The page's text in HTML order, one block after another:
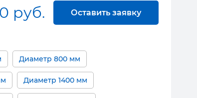
руб. Оставить заявку
Диаметр 800 мм
Диаметр 1400 мм